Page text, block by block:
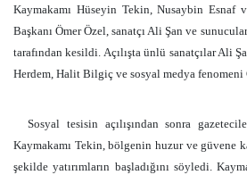
Kaymakamı Hüseyin Tekin, Nusaybin Esnaf
Başkanı Ömer Özel, sanatçı Ali Şan ve
tarafından kesildi. Açılışta ünlü sanatçılar Ali
Herdem, Halit Bilgiç ve sosyal medya fenomeni
Sosyal tesisin açılışından sonra
Kaymakamı Tekin, bölgenin huzur ve güvene
şekilde yatırımların başladığını söyledi.